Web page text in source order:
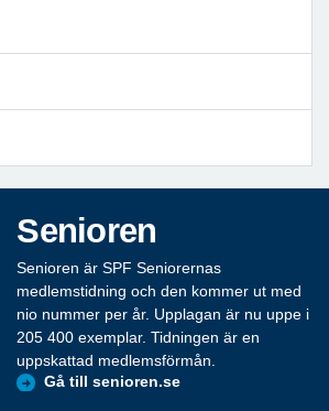
Senioren
Senioren är SPF Seniorernas
medlemstidning och den kommer ut med
nio nummer per år. Upplagan är nu uppe i
205 400 exemplar. Tidningen är en
uppskattad medlemsförmån.
Gå till senioren.se